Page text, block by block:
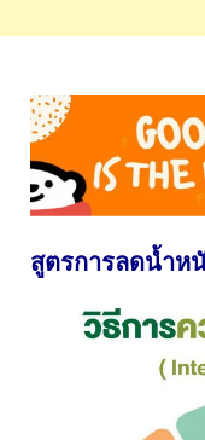
สูตรการลดน้ำห